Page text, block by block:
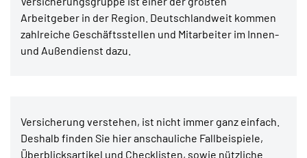
Arbeitgeber in der Region. Deutschlandweit kommen
zahlreiche Geschäftsstellen und Mitarbeiter im Innen-
und Außendienst dazu.
Versicherung verstehen, ist nicht immer ganz einfach.
Deshalb finden Sie hier anschauliche Fallbeispiele,
Überblicksartikel und Checklisten, sowie nützliche